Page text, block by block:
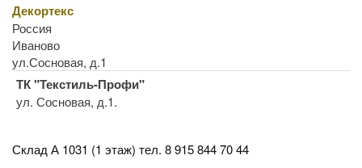
Декортекс
Россия
Иваново
ул.Сосновая, д.1
ТК "Текстиль-Профи"
ул. Сосновая, д.1.
Склад А 1031 (1 этаж) тел. 8 915 844 70 44